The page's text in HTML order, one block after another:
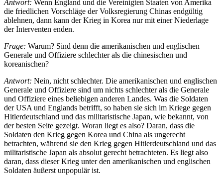
Antwort: Wenn England und die Vereinigten Staaten von Amerika
die friedlichen Vorschläge der Volksregierung Chinas endgültig
ablehnen, dann kann der Krieg in Korea nur mit einer Niederlage
der Interventen enden.
Frage: Warum? Sind denn die amerikanischen und englischen
Generale und Offiziere schlechter als die chinesischen und
koreanischen?
Antwort: Nein, nicht schlechter. Die amerikanischen und englischen
Generale und Offiziere sind um nichts schlechter als die Generale
und Offiziere eines beliebigen anderen Landes. Was die Soldaten
der USA und Englands betrifft, so haben sie sich im Kriege gegen
Hitlerdeutschland und das militaristische Japan, wie bekannt, von
der besten Seite gezeigt. Woran liegt es also? Daran, dass die
Soldaten den Krieg gegen Korea und China als ungerecht
betrachten, während sie den Krieg gegen Hitlerdeutschland und das
militaristische Japan als absolut gerecht betrachteten. Es liegt also
daran, dass dieser Krieg unter den amerikanischen und englischen
Soldaten äußerst unpopulär ist.